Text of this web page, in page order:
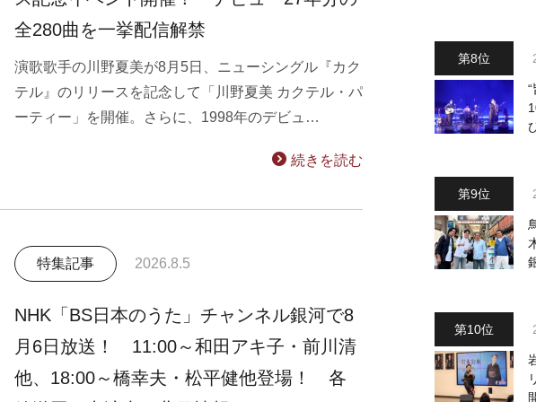
全280曲を一挙配信解禁
演歌歌手の川野夏美が8月5日、ニューシングル『カク
テル』のリリースを記念して「川野夏美 カクテル・パ
ーティー」を開催。さらに、1998年のデビュ…
続きを読む
特集記事 2026.8.5
NHK「BS日本のうた」チャンネル銀河で8
月6日放送！ 11:00～和田アキ子・前川清
他、18:00～橋幸夫・松平健他登場！ 各